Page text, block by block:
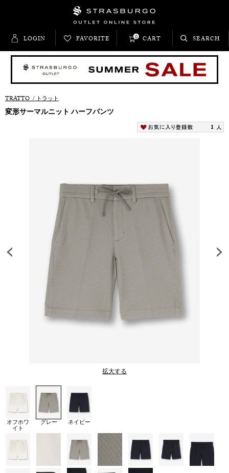
LOGIN FAVORITE CART
0 SEARCH
TRATTO/トラット
変形サーマルニット ハーフパンツ
1
拡大する
オフホワ
イト
グレー ネイビー